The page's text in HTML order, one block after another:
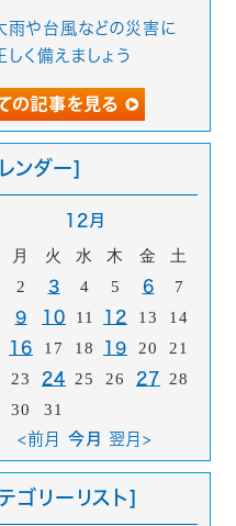
雨や台風などの災害に
しく備えましょう
ンダー]
12月
月 火 水 木 金
土
2 3 4 5 6
7
9 10 11 12 13
14
16 17 18 19 20
21
23 24 25 26 27
28
30 31
<前月 今月 翌月>
ゴリーリスト]